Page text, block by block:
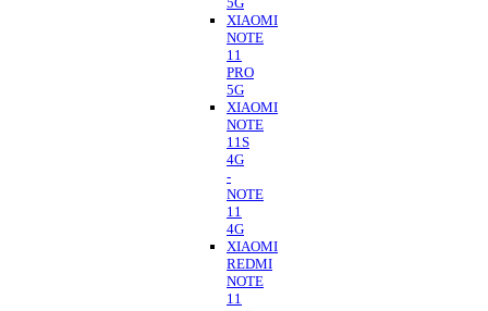
XIAOMI
NOTE
11
PRO
5G
XIAOMI
NOTE
11S
4G
-
NOTE
11
4G
XIAOMI
REDMI
NOTE
11